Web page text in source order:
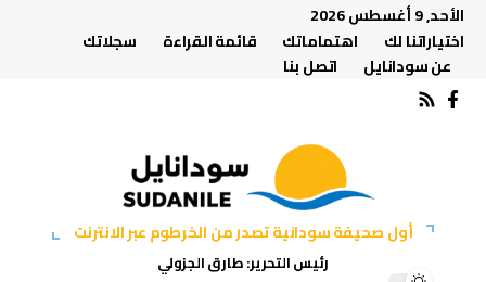
الأحد, 9 أغسطس 2026
اختياراتنا لك
اهتماماتك قائمة القراءة
سجلاتك
عن سودانايل
اتصل بنا
أول صحيفة سودانية تصدر من الخرطوم عبر الانترنت
رئيس التحرير: طارق الجزولي